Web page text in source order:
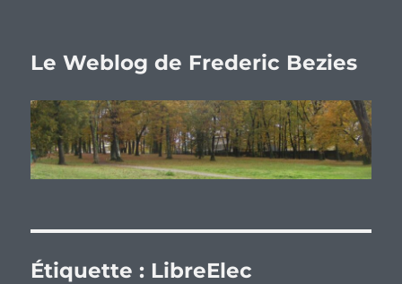
Le Weblog de Frederic Bezies
Étiquette : LibreElec